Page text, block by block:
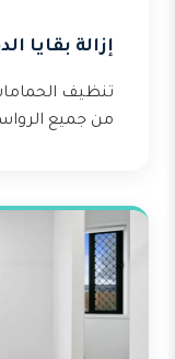
إزالة بقايا
تنظيف
من جميع